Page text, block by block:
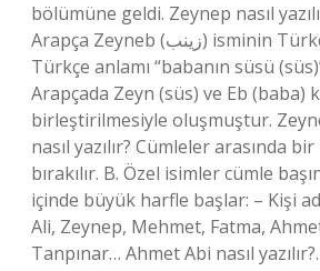
bölümüne geldi. Zeynep nasıl
Arapça Zeyneb (زينب) isminin Türkçe versiyonudur.
Türkçe anlamı “babanın süsü
Arapçada Zeyn (süs) ve Eb (baba)
birleştirilmesiyle oluşmuştur.
nasıl yazılır? Cümleler arasında
bırakılır. B. Özel isimler cümle
içinde büyük harfle başlar: – Kişi
Ali, Zeynep, Mehmet, Fatma,
Tanpınar… Ahmet Abi nasıl